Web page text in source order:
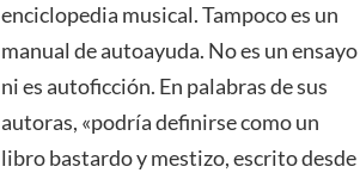
enciclopedia musical. Tampoco es un
manual de autoayuda. No es un ensayo
ni es autoficción. En palabras de sus
autoras, «podría definirse como un
libro bastardo y mestizo, escrito desde